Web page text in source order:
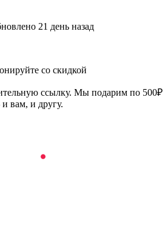
21 день назад
со скидкой
ссылку. Мы подарим по 500₽
вам, и другу.